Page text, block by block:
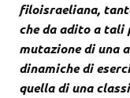
filoisraeliana,
che da adito a tali
mutazione di una
dinamiche di
quella di una